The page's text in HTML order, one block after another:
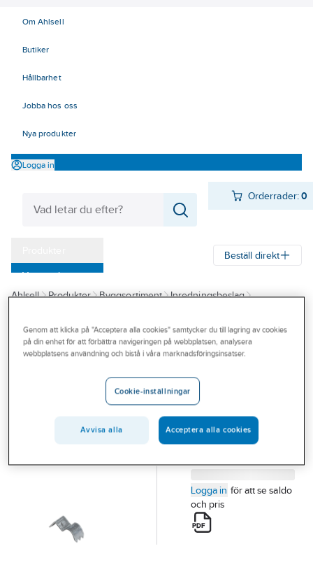
Om Ahlsell
Butiker
Hållbarhet
Jobba hos oss
Nya produkter
Logga in
Orderrader:0
Varumärken
Kampanjer
Outlet
Branscher
Beställ direkt
Ahlsell Produkter Byggsortiment
Inredningsbeslag
A-COLLECTION
Hyllbärare Star
HYLLBÄRARE "STAR"
Logga in för att se saldo
och pris
Genom att klicka på "Acceptera alla cookies" samtycker du till lagring av cookies
på din enhet för att förbättra navigeringen på webbplatsen, analysera
webbplatsens användning och bistå i våra marknadsföringsinsatser.
Cookie-inställningar
Avvisa alla Acceptera alla cookies